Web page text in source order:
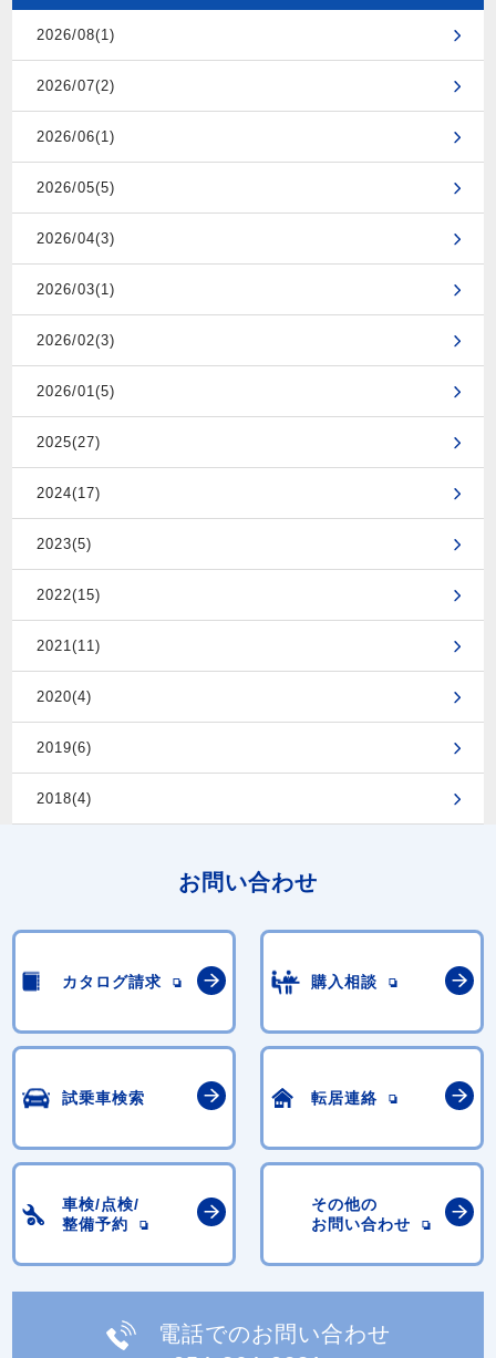
2026/08(1)
2026/07(2)
2026/06(1)
2026/05(5)
2026/04(3)
2026/03(1)
2026/02(3)
2026/01(5)
2025(27)
2024(17)
2023(5)
2022(15)
2021(11)
2020(4)
2019(6)
2018(4)
お問い合わせ
カタログ請求 購入相談
試乗車検索 転居連絡
車検/点検/
整備予約
その他の
お問い合わせ
電話でのお問い合わせ